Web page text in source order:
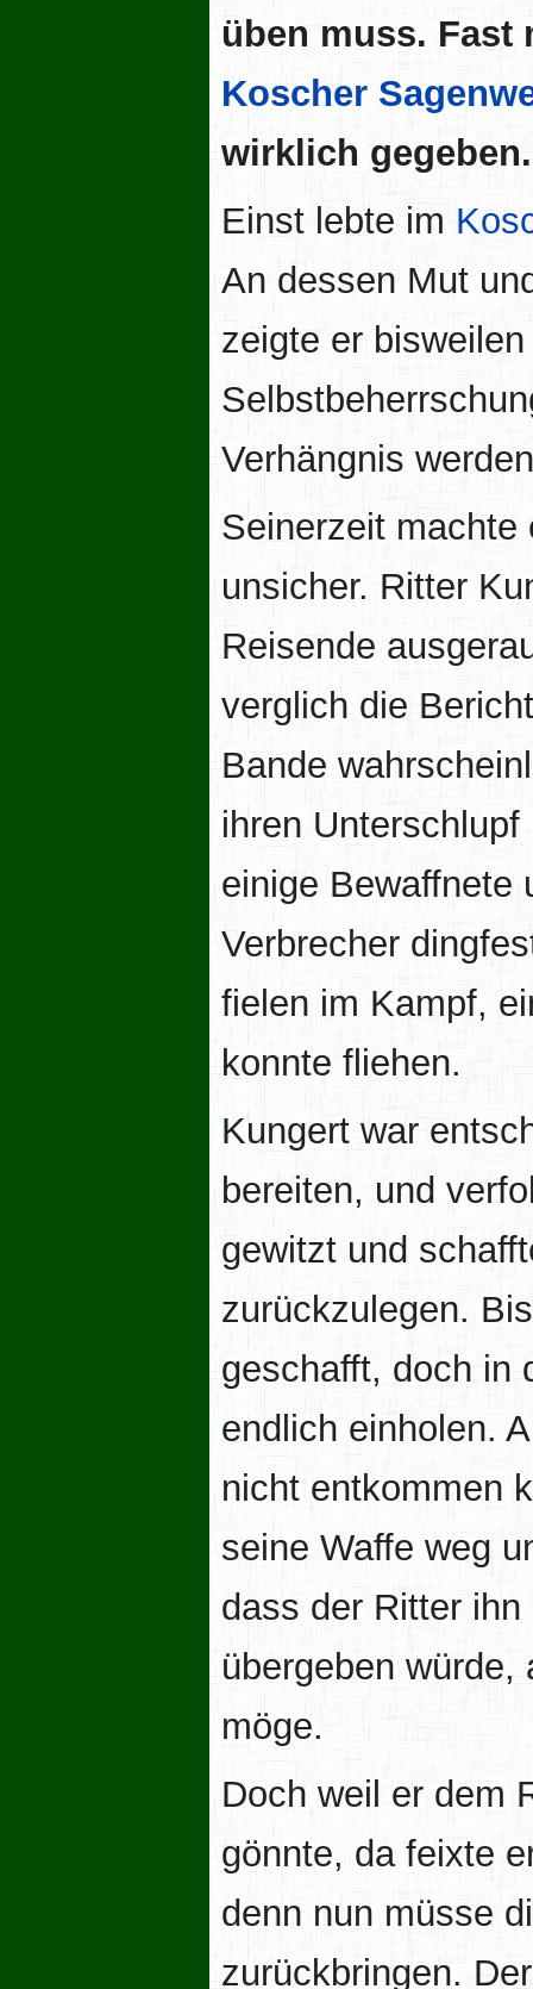
üben muss. Fast
Koscher
wirklich gegeben.
Einst lebte im
An dessen Mut
zeigte er
Verhängnis
Seinerzeit machte
unsicher. Ritter
Reisende
verglich die
Bande
ihren
einige Bewaffnete
Verbrecher
fielen im Kampf,
konnte fliehen.
Kungert war
bereiten, und
gewitzt und
zurückzulegen.
geschafft, doch in
endlich einholen.
nicht entkommen
seine Waffe weg
dass der Ritter
übergeben
möge.
Doch weil er dem
gönnte, da feixte
denn nun müsse
zurückbringen.